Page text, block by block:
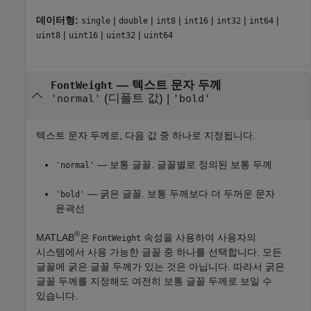
데이터형: single | double | int8 | int16 | int32 | int64 |
uint8 | uint16 | uint32 | uint64
FontWeight — 텍스트 문자 두께
'normal' (디폴트 값) | 'bold'
텍스트 문자 두께로, 다음 값 중 하나로 지정됩니다.
'normal' — 보통 글꼴. 글꼴별로 정의된 보통 두께
'bold' — 굵은 글꼴. 보통 두께보다 더 두꺼운 문자
윤곽선
MATLAB®은 FontWeight 속성을 사용하여 사용자의
시스템에서 사용 가능한 글꼴 중 하나를 선택합니다. 모든
글꼴에 굵은 글꼴 두께가 있는 것은 아닙니다. 따라서 굵은
글꼴 두께를 지정해도 여전히 보통 글꼴 두께로 보일 수
있습니다.